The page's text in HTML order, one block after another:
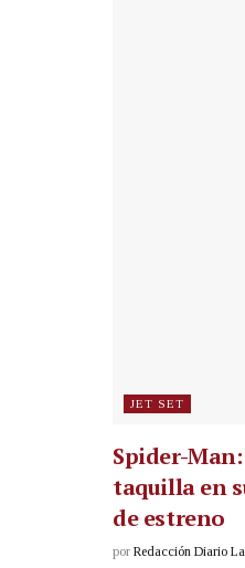
JET SET
Spider-
taquilla en
de estreno
por Redacción Diario